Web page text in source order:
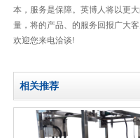
本，服务是保障。英博人将以更
量，将的产品、的服务回报广大
欢迎您来电洽谈!
相关推荐